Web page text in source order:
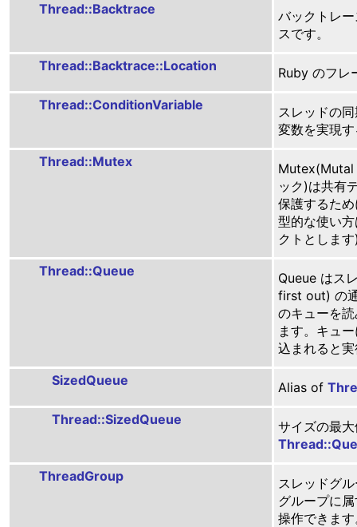
Thread::Backtrace
バックトレ
スです。
Thread::Backtrace::Location Ruby のフレ
Thread::ConditionVariable
スレッドの
変数を実現
Thread::Mutex
Mutex(Mutal
ック)は共有
保護するた
型的な使い
クトとしま
Thread::Queue
Queue はス
first out) の
のキューを
ます。キュ
込まれると
SizedQueue Alias of
Thread::SizedQueue
サイズの最
ThreadGroup
スレッドグ
グループに
操作できま